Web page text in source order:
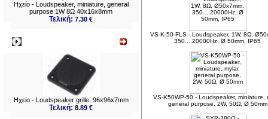
Ηχείο - Loudspeaker, miniature, general
purpose 1W 8Ω 40x16x8mm
Τελική:7.30 €
Ηχείο - Loudspeaker grille, 96x96x7mm
Τελική:8.89 €
VS-K-50-FLS - Loudspeaker, 1W, 8Ω,
350....20000Hz, Ø 50mm, IP65
VS-K50WP-50 - Loudspeaker, miniature,
general purpose, 2W, 50Ω, Ø 50mm